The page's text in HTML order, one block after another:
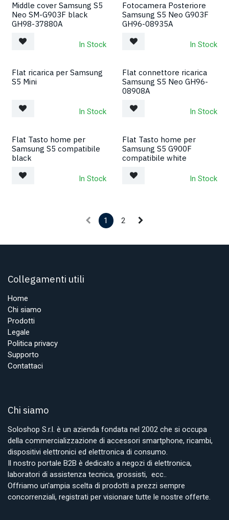
Middle cover Samsung S5
Neo SM-G903F black
GH98-37880A
In Stock
Fotocamera Posteriore
Samsung S5 Neo G903F
GH96-08935A
In Stock
Flat ricarica per Samsung
S5 Mini
In Stock
Flat connettore ricarica
Samsung S5 Neo GH96-
08908A
In Stock
Flat Tasto home per
Samsung S5 compatibile
black
In Stock
Flat Tasto home per
Samsung S5 G900F
compatibile white
In Stock
1 2
Collegamenti utili
Home
Chi siamo
Prodotti
Legale
Politica privacy
Supporto
Contattaci
Chi siamo
Soloshop S.r.l. è un azienda fondata nel 2002 che si occupa
della commercializzazione di accessori smartphone, ricambi,
dispositivi elettronici ed elettronica di consumo.
Il nostro portale B2B è dedicato a negozi di elettronica,
laboratori di assistenza tecnica, grossisti, ecc..
Offriamo un'ampia scelta di prodotti a prezzi sempre
concorrenziali, registrati per visionare tutte le nostre offerte.